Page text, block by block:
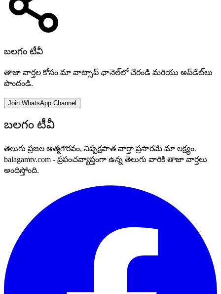
బలగం టీవీ
తాజా వార్తల కోసం మా వాట్సాప్ ఛానెల్‌లో చేరండి మరియు అప్‌డేట్‌లు
పొందండి.
Join WhatsApp Channel
బలగం టీవీ
తెలుగు ప్రజల ఆత్మగౌరవం, నిష్పక్షపాత వార్తా ప్రసారమే మా లక్ష్యం.
balagamtv.com - ప్రపంచవ్యాప్తంగా ఉన్న తెలుగు వారికి తాజా వార్తలు
అందిస్తోంది.